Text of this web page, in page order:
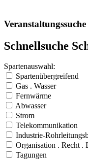
Veranstaltungssuche
Schnellsuche
Spartenauswahl:
Spartenübergreifend
Gas . Wasser
Fernwärme
Abwasser
Strom
Telekommunikation
Industrie-
Organisation . Recht .
Tagungen